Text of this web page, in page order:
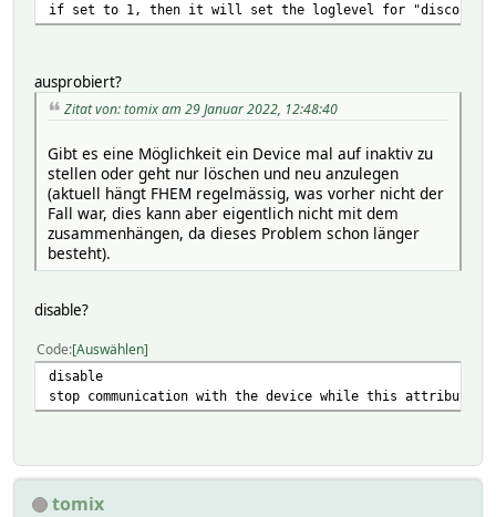
setstate ds3484 2022-01-28 17:15:24 LichtTreppe 1
if set to 1, then it will set the loglevel for
ausprobiert?
Zitat von: tomix am 29 Januar 2022, 12:48:40
Gibt es eine Möglichkeit ein Device mal auf inaktiv zu
stellen oder geht nur löschen und neu anzulegen
(aktuell hängt FHEM regelmässig, was vorher nicht der
Fall war, dies kann aber eigentlich nicht mit dem
zusammenhängen, da dieses Problem schon länger
besteht).
disable?
Code Auswählen
disable
stop communication with the device while this attribute
tomix